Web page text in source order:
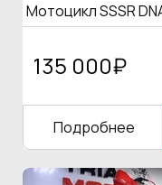
Мотоцикл SSSR
135 000₽
Подробнее